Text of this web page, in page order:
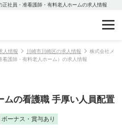
社員・准看護師・有料老人ホームの求人情報
人情報 川崎市川崎区の求人情報
株式会社メ
護師・有料老人ホーム）の求人情報
ムの看護職 手厚い人員配置
ボーナス・賞与あり